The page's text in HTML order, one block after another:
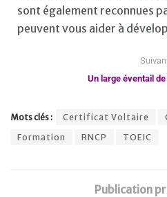
sont également reconnues
peuvent vous aider à
Un large éventail
Mots clés : Certificat Voltaire
Formation
RNCP TOEIC
Publication